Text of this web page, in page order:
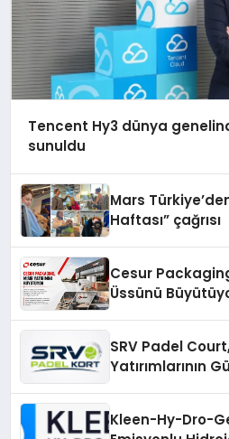
Tencent Hy3 dünya
sunuldu
Mars
Haftası” çağrısı
Cesur
Üssünü
SRV Padel
Yatırımlarının
Kleen-Hy-Dro-